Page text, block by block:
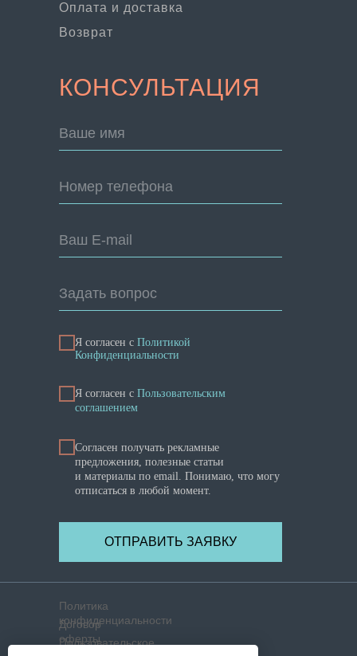
КОНСУЛЬТАЦИЯ
Ваше имя
Номер телефона
Ваш E-mail
Задать вопрос
Я согласен с Политикой
Конфиденциальности
Я cогласен с Пользовательским
соглашением
Согласен получать рекламные
предложения, полезные статьи
и материалы по email. Понимаю, что могу
отписаться в любой момент.
ОТПРАВИТЬ ЗАЯВКУ
Оплата и доставка
Политика
конфиденциальности
Пользовательское
Договор
оферты
Возврат